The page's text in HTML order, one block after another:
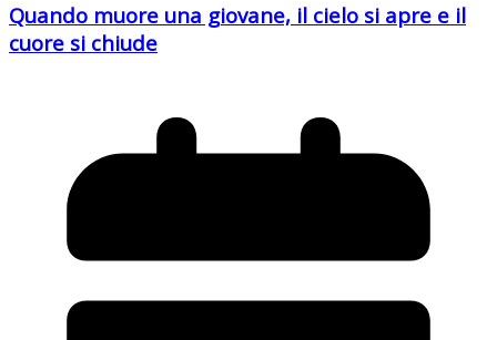
Quando muore una giovane, il cielo si apre e il
cuore si chiude